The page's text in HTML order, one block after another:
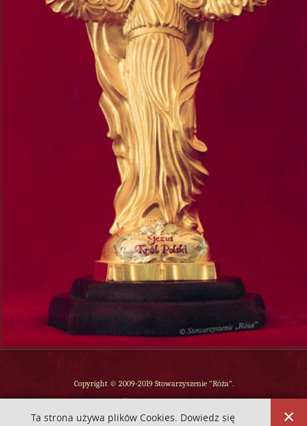
Copyright © 2009-2019 Stowarzyszenie "Róża".
Wszelkie prawa zastrzeżone.
Ta strona używa plików Cookies. Dowiedz się